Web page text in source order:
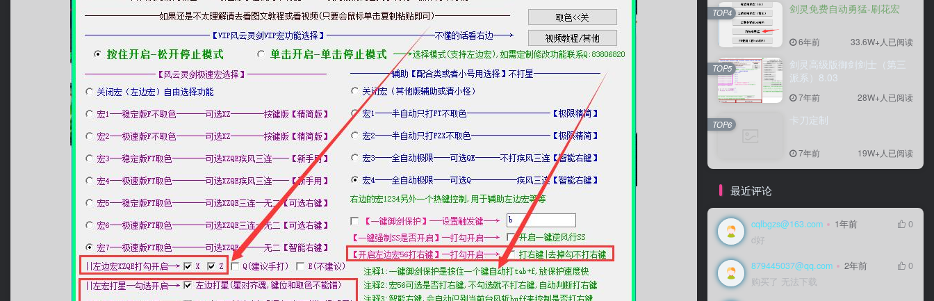
剑灵免费自动勇猛-刷花宏
6年前 33.6W+人已阅读
TOP4
剑灵高级版御剑剑士（第三
派系）8.03
7年前 28W+人已阅读
TOP5
卡刀定制
7年前 19W+人已阅读
TOP6
最近评论
cqlbgzs@163.com 1年前
0
d好
879445037@qq.com 2年前
0
购买了 无法下载
剑灵免费自动勇猛-刷花宏
6年前 33.6W+人已阅读
TOP4
剑灵高级版御剑剑士（第三
派系）8.03
7年前 28W+人已阅读
TOP5
卡刀定制
7年前 19W+人已阅读
TOP6
cqlbgzs@163.com 1年前
0
d好
879445037@qq.com 2年前
0
购买了 无法下载